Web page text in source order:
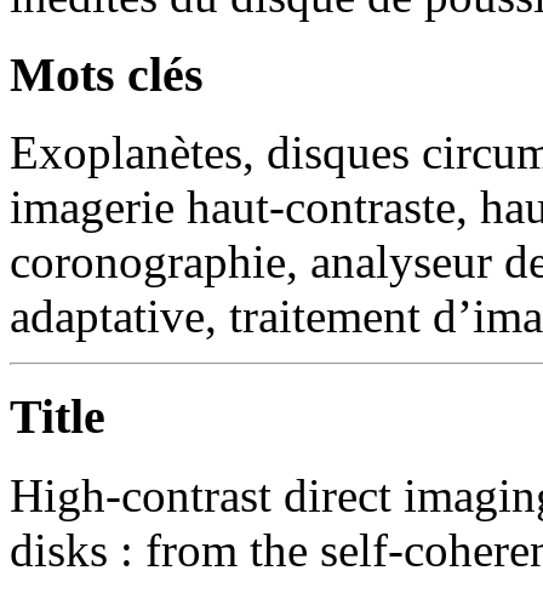
Mots clés
Exoplanètes, disques
imagerie haut-contraste,
coronographie, analyseur
adaptative, traitement
Title
High-contrast direct
disks : from the self-